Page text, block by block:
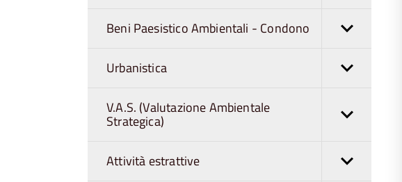
Beni Paesistico Ambientali - Condono
Urbanistica
V.A.S. (Valutazione Ambientale
Strategica)
Attività estrattive